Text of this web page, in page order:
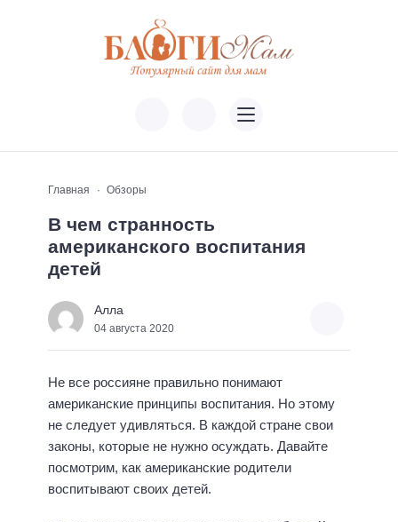
Главная Обзоры
В чем странность
американского воспитания
детей
Алла
04 августа 2020
Не все россияне правильно понимают
американские принципы воспитания. Но этому
не следует удивляться. В каждой стране свои
законы, которые не нужно осуждать. Давайте
посмотрим, как американские родители
воспитывают своих детей.